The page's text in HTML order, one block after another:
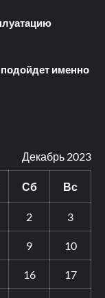
именно
Декабрь 2023
Сб Вс
2 3
9 10
16 17